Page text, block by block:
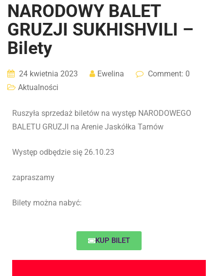
NARODOWY BALET
GRUZJI SUKHISHVILI –
Bilety
24 kwietnia 2023 Ewelina
Comment: 0
Aktualności
Ruszyła sprzedaż biletów na występ NARODOWEGO
BALETU GRUZJI na Arenie Jaskółka Tarnów
Występ odbędzie się 26.10.23
zapraszamy
Bilety można nabyć:
KUP BILET